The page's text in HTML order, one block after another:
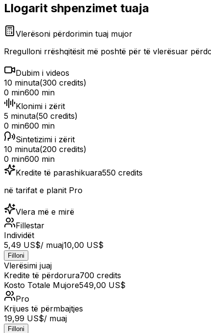
Llogarit shpenzimet tuaja
Vlerësoni përdorimin tuaj mujor
Rregulloni rrëshqitësit më poshtë për të vlerësuar
Dubim i videos
10 minuta(300 credits)
0 min600 min
Klonimi i zërit
5 minuta(50 credits)
0 min600 min
Sintetizimi i zërit
10 minuta(200 credits)
0 min600 min
Kredite të parashikuara550 credits
në tarifat e planit Pro
Vlera më e mirë
Fillestar
Individët
5,49 US$/ muaj10,00 US$
Filloni
Vlerësimi juaj
Kredite të përdorura700 credits
Kosto Totale Mujore549,00 US$
Pro
Krijues të përmbajtjes
19,99 US$/ muaj
Filloni